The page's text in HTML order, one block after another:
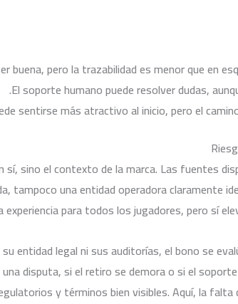
buena, pero la trazabilidad es menor que en
El soporte humano puede resolver dudas,
sentirse más atractivo al inicio, pero el
sino el contexto de la marca. Las fuentes
tampoco una entidad operadora claramente
para todos los jugadores, pero sí
entidad legal ni sus auditorías, el bono se
disputa, si el retiro se demora o si el
y términos bien visibles. Aquí, la falta